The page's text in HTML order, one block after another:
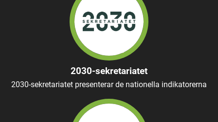
2030-sekretariatet
2030-sekretariatet presenterar de nationella indikatorerna